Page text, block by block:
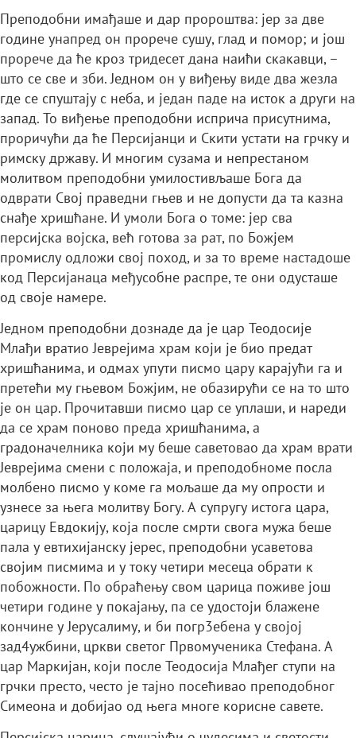
Преподобни имађаше и дар пророштва: јер за две
године унапред он прорече сушу, глад и помор; и још
прорече да ће кроз тридесет дана наићи скакавци, –
што се све и зби. Једном он у виђењу виде два жезла
где се спуштају с неба, и један паде на исток а други на
запад. То виђење преподобни исприча присутнима,
проричући да ће Персијанци и Скити устати на грчку и
римску државу. И многим сузама и непрестаном
молитвом преподобни умилостивљаше Бога да
одврати Свој праведни гњев и не допусти да та казна
снађе хришћане. И умоли Бога о томе: јер сва
персијска војска, већ готова за рат, по Божјем
промислу одложи свој поход, и за то време настадоше
код Персијанаца међусобне распре, те они одусташе
од своје намере.
Једном преподобни дознаде да је цар Теодосије
Млађи вратио Јеврејима храм који је био предат
хришћанима, и одмах упути писмо цару карајући га и
претећи му гњевом Божјим, не обазирући се на то што
је он цар. Прочитавши писмо цар се уплаши, и нареди
да се храм поново преда хришћанима, а
градоначелника који му беше саветовао да храм врати
Јеврејима смени с положаја, и преподобноме посла
молбено писмо у коме га мољаше да му опрости и
узнесе за њега молитву Богу. А супругу истога цара,
царицу Евдокију, која после смрти свога мужа беше
пала у евтихијанску јерес, преподобни усаветова
својим писмима и у току четири месеца обрати к
побожности. По обраћењу свом царица поживе још
четири године у покајању, па се удостоји блажене
кончине у Јерусалиму, и би погр3ебена у својој
зад4ужбини, цркви светог Првомученика Стефана. А
цар Маркијан, који после Теодосија Млађег ступи на
грчки престо, често је тајно посећивао преподобног
Симеона и добијао од њега многе корисне савете.